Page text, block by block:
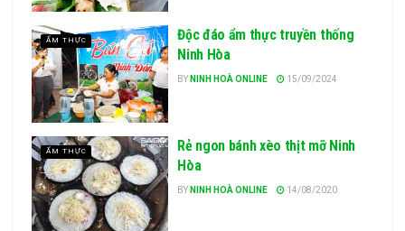
ẨM THỰC
Độc đáo ẩm thực truyền thống
Ninh Hòa
BY NINH HOÀ ONLINE 15/09/2024
ẨM THỰC
Rẻ ngon bánh xèo thịt mỡ Ninh
Hòa
BY NINH HOÀ ONLINE 14/08/2020